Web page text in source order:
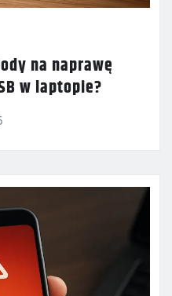
na naprawę
w laptopie?